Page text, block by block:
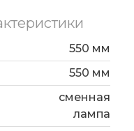
550 мм
550 мм
сменная
лампа